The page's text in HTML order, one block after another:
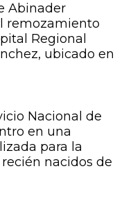
Abinader
remozamiento
Regional
ubicado en
Nacional de
en una
para la
nacidos de